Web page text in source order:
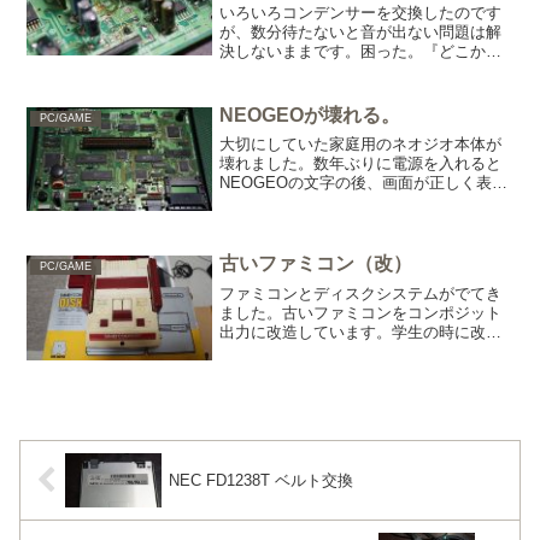
いろいろコンデンサーを交換したのです
が、数分待たないと音が出ない問題は解
決しないままです。困った。『どこか、
すが、今は25Vに変更しています。なん
となく。 急いで修理...
PC/GAME NEOGEOが壊れる。
大切にしていた家庭用のネオジオ本体が
壊れました。数年ぶりに電源を入れると
NEOGEOの文字の後、画面が正しく表示
ました。固定用のホットボン...
PC/GAME 古いファミコン（改）
ファミコンとディスクシステムがでてき
ました。古いファミコンをコンポジット
出力に改造しています。学生の時に改造
NEC FD1238T ベルト交換